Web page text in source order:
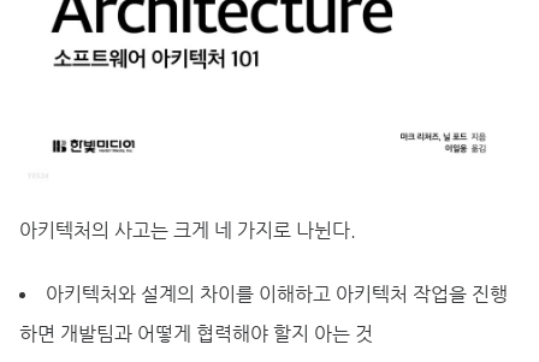
아키텍처의 사고는 크게 네 가지로 나뉜다.
아키텍처와 설계의 차이를 이해하고 아키텍처 작업을 진행
하면 개발팀과 어떻게 협력해야 할지 아는 것